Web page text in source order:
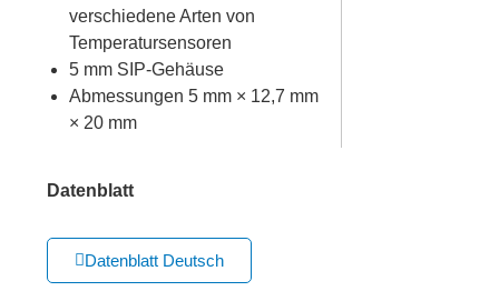
verschiedene Arten von
Temperatursensoren
5 mm SIP-Gehäuse
Abmessungen 5 mm × 12,7 mm
× 20 mm
Datenblatt
Datenblatt Deutsch